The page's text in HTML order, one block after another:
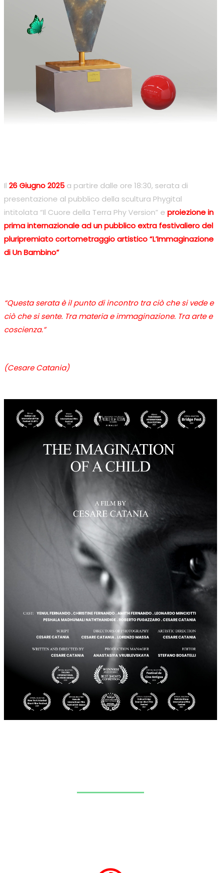
Il 26 Giugno 2025 a partire dalle ore 18:30, serata di
presentazione al pubblico della scultura Phygital
intitolata “Il Cuore della Terra Phy Version” e proiezione in
prima internazionale ad un pubblico extra festivaliero del
pluripremiato cortometraggio artistico “L’Immaginazione
di Un Bambino”
“Questa serata è il punto di incontro tra ciò che si vede e
ciò che si sente. Tra materia e immaginazione. Tra arte e
coscienza.”
(Cesare Catania)